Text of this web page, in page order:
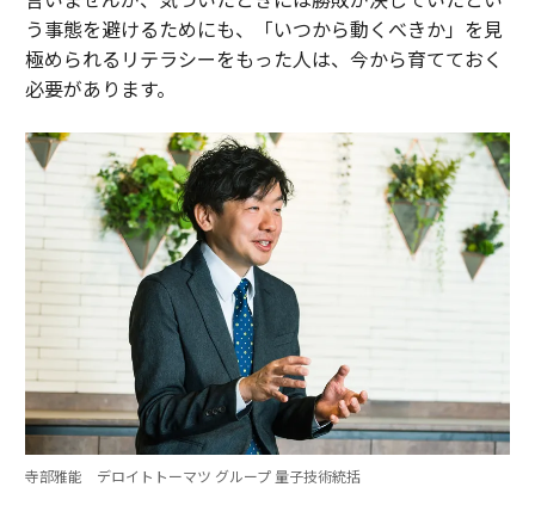
う事態を避けるためにも、「いつから動くべきか」を見
極められるリテラシーをもった人は、今から育てておく
必要があります。
寺部雅能 デロイトトーマツ グループ 量子技術統括